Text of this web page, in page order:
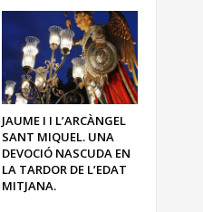
JAUME I I L’ARCÀNGEL
SANT MIQUEL. UNA
DEVOCIÓ NASCUDA EN
LA TARDOR DE L’EDAT
MITJANA.